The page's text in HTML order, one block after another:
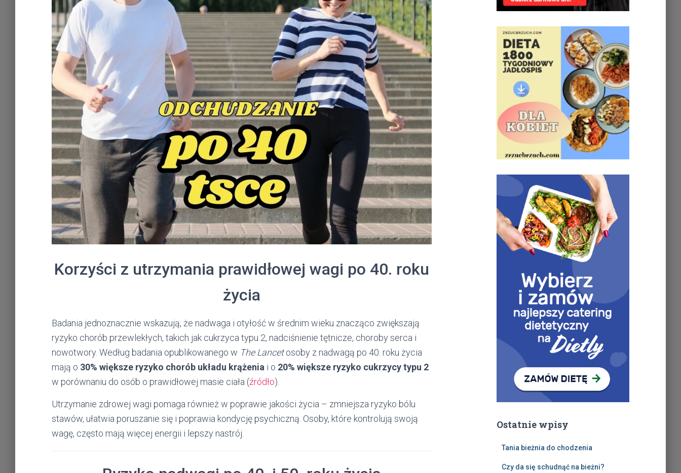
Korzyści z utrzymania prawidłowej wagi po 40. roku
życia
Badania jednoznacznie wskazują, że nadwaga i otyłość w średnim wieku znacząco zwiększają
ryzyko chorób przewlekłych, takich jak cukrzyca typu 2, nadciśnienie tętnicze, choroby serca i
nowotwory. Według badania opublikowanego w The Lancetosoby z nadwagą po 40. roku życia
mają o 30% większe ryzyko chorób układu krążenia i o 20% większe ryzyko cukrzycy typu 2
w porównaniu do osób o prawidłowej masie ciała (źródło).
Utrzymanie zdrowej wagi pomaga również w poprawie jakości życia – zmniejsza ryzyko bólu
stawów, ułatwia poruszanie się i poprawia kondycję psychiczną. Osoby, które kontrolują swoją
wagę, często mają więcej energii i lepszy nastrój.
Ostatnie wpisy
Tania bieżnia do chodzenia
Czy da się schudnąć na bieżni?